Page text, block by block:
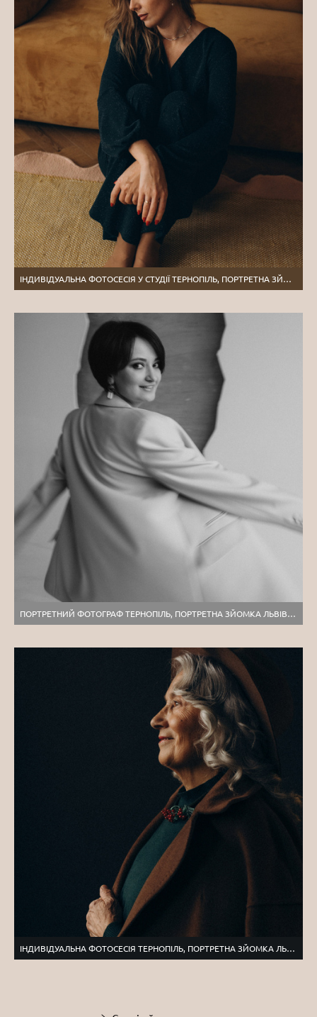
ІНДИВІДУАЛЬНА ФОТОСЕСІЯ У СТУДІЇ ТЕРНОПІЛЬ, ПОРТРЕТНА ЗЙОМКА ТЕРНОПІЛЬ, ПОРТРЕТНИЙ ФОТОГРАФ ЛЬВІВ
ПОРТРЕТНИЙ ФОТОГРАФ ТЕРНОПІЛЬ, ПОРТРЕТНА ЗЙОМКА ЛЬВІВ, ІНДИВІДУАЛЬНА ФОТОСЕСІЯ У СТУДІЇ
ІНДИВІДУАЛЬНА ФОТОСЕСІЯ ТЕРНОПІЛЬ, ПОРТРЕТНА ЗЙОМКА ЛЬВІВ, ПОРТРЕТНИЙ ФОТОГРАФ ТЕРНОПІЛЬ, ФОТОСЕСІЯ ЖІНОК